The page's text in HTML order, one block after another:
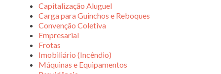
Capitalização Aluguel
Carga para Guinchos e Reboques
Convenção Coletiva
Empresarial
Frotas
Imobiliário (Incêndio)
Máquinas e Equipamentos